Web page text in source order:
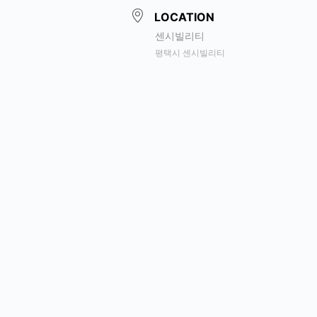
LOCATION
센시빌리티
평택시 센시빌리티